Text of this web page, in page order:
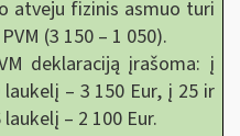
atveju fizinis asmuo turi
(3 150 – 1 050).
deklaraciją įrašoma: į
– 3 150 Eur, į 25 ir
– 2 100 Eur.